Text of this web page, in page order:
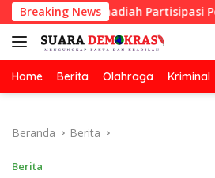
Langsung
ke
konten
Breaking News
Berhadiah Partisipasi Pemerintah
Home Berita Olahraga Kriminal
Beranda Berita
Berita